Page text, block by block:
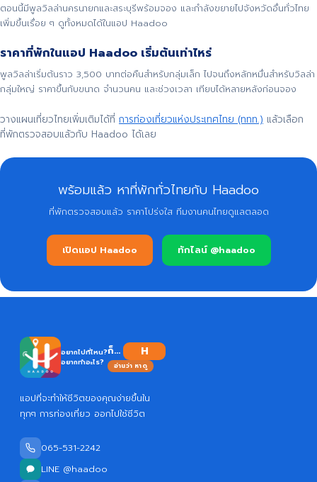
ตอนนี้มีพูลวิลล่านครนายกและสระบุรีพร้อมจอง และกำลังขยายไปจังหวัดอื่นทั่วไทย
เพิ่มขึ้นเรื่อย ๆ ดูทั้งหมดได้ในแอป Haadoo
ราคาที่พักในแอป Haadoo เริ่มต้นเท่าไหร่
พูลวิลล่าเริ่มต้นราว 3,500 บาทต่อคืนสำหรับกลุ่มเล็ก ไปจนถึงหลักหมื่นสำหรับวิลล่า
กลุ่มใหญ่ ราคาขึ้นกับขนาด จำนวนคน และช่วงเวลา เทียบได้หลายหลังก่อนจอง
วางแผนเที่ยวไทยเพิ่มเติมได้ที่ การท่องเที่ยวแห่งประเทศไทย (ททท.) แล้วเลือก
ที่พักตรวจสอบแล้วกับ Haadoo ได้เลย
พร้อมแล้ว หาที่พักทั่วไทยกับ Haadoo
ที่พักตรวจสอบแล้ว ราคาโปร่งใส ทีมงานคนไทยดูแลตลอด
เปิดแอป Haadoo ทักไลน์ @haadoo
อยากไปที่ไหน?
อยากทำอะไร?
ก็... H
อ่านว่า หาดู
แอปที่จะทำให้ชีวิตของคุณง่ายขึ้นใน
ทุกๆ การท่องเที่ยว ออกไปใช้ชีวิต
065-531-2242
LINE @haadoo